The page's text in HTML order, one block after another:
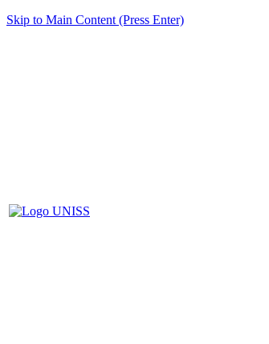
Skip to Main Content (Press Enter)